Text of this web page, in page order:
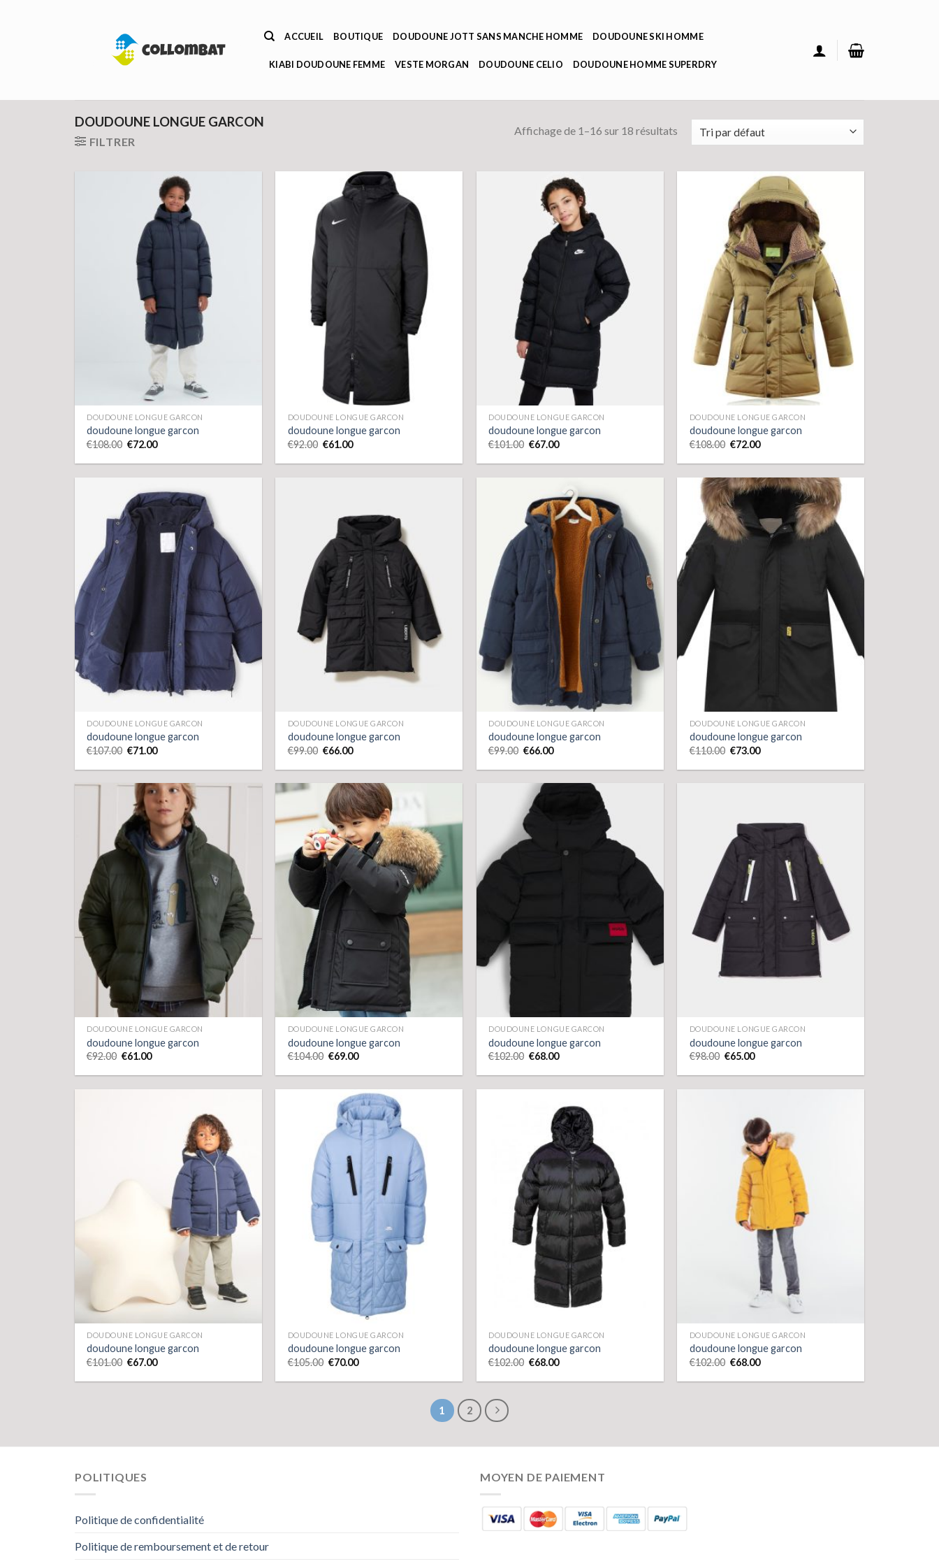
ACCUEIL BOUTIQUE DOUDOUNE JOTT SANS MANCHE HOMME DOUDOUNE SKI HOMME
KIABI DOUDOUNE FEMME VESTE MORGAN DOUDOUNE CELIO DOUDOUNE HOMME SUPERDRY
DOUDOUNE LONGUE GARCON
FILTRER
Affichage de 1–16 sur 18 résultats
DOUDOUNE LONGUE GARCON
doudoune longue garcon
€108.00 €72.00
DOUDOUNE LONGUE GARCON
doudoune longue garcon
€92.00 €61.00
DOUDOUNE LONGUE GARCON
doudoune longue garcon
€101.00 €67.00
DOUDOUNE LONGUE GARCON
doudoune longue garcon
€108.00 €72.00
DOUDOUNE LONGUE GARCON
doudoune longue garcon
€107.00 €71.00
DOUDOUNE LONGUE GARCON
doudoune longue garcon
€99.00 €66.00
DOUDOUNE LONGUE GARCON
doudoune longue garcon
€99.00 €66.00
DOUDOUNE LONGUE GARCON
doudoune longue garcon
€110.00 €73.00
DOUDOUNE LONGUE GARCON
doudoune longue garcon
€92.00 €61.00
DOUDOUNE LONGUE GARCON
doudoune longue garcon
€104.00 €69.00
DOUDOUNE LONGUE GARCON
doudoune longue garcon
€102.00 €68.00
DOUDOUNE LONGUE GARCON
doudoune longue garcon
€98.00 €65.00
DOUDOUNE LONGUE GARCON
doudoune longue garcon
€101.00 €67.00
DOUDOUNE LONGUE GARCON
doudoune longue garcon
€105.00 €70.00
DOUDOUNE LONGUE GARCON
doudoune longue garcon
€102.00 €68.00
DOUDOUNE LONGUE GARCON
doudoune longue garcon
€102.00 €68.00
1 2
POLITIQUES
Politique de confidentialité
Politique de remboursement et de retour
MOYEN DE PAIEMENT